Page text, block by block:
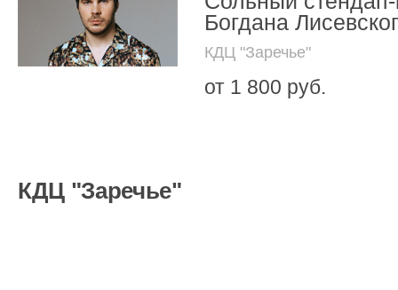
Богдана
КДЦ "Заречье"
от 1 800 руб.
КДЦ "Заречье"